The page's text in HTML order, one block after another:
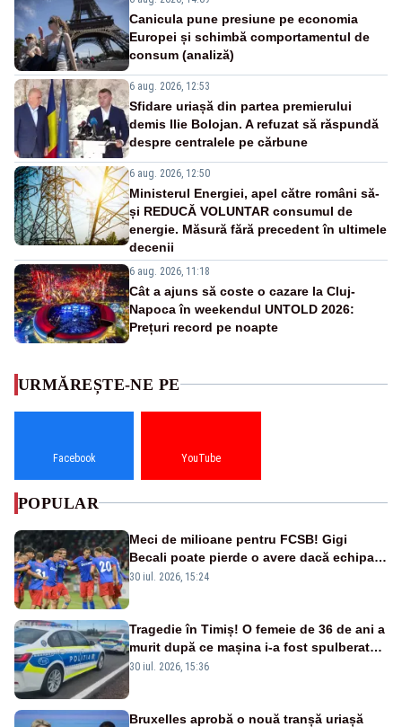
Canicula pune presiune pe economia
Europei și schimbă comportamentul de
consum (analiză)
6 aug. 2026, 12:53
Sfidare uriașă din partea premierului
demis Ilie Bolojan. A refuzat să răspundă
despre centralele pe cărbune
6 aug. 2026, 12:50
Ministerul Energiei, apel către români să-
și REDUCĂ VOLUNTAR consumul de
energie. Măsură fără precedent în ultimele
decenii
6 aug. 2026, 11:18
Cât a ajuns să coste o cazare la Cluj-
Napoca în weekendul UNTOLD 2026:
Prețuri record pe noapte
URMĂREȘTE-NE PE
Facebook YouTube
POPULAR
Meci de milioane pentru FCSB! Gigi
Becali poate pierde o avere dacă echipa
este eliminată de FK Auda
30 iul. 2026, 15:24
Tragedie în Timiș! O femeie de 36 de ani a
murit după ce mașina i-a fost spulberată
de tren
30 iul. 2026, 15:36
Bruxelles aprobă o nouă tranșă uriașă